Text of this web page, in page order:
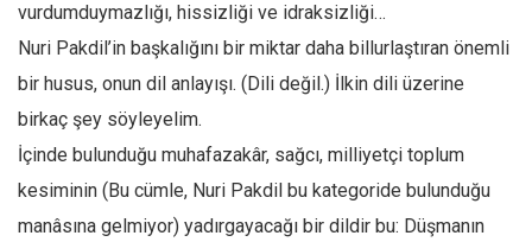
Manzara
Hayat
Türkiye
Siyaset
vurdumduymazlığı, hissizliği ve idraksizliği…
Nuri Pakdil’in başkalığını bir miktar daha billurlaştıran önemli
bir husus, onun dil anlayışı. (Dili değil.) İlkin dili üzerine
birkaç şey söyleyelim.
İçinde bulunduğu muhafazakâr, sağcı, milliyetçi toplum
kesiminin (Bu cümle, Nuri Pakdil bu kategoride bulunduğu
manâsına gelmiyor) yadırgayacağı bir dildir bu: Düşmanın